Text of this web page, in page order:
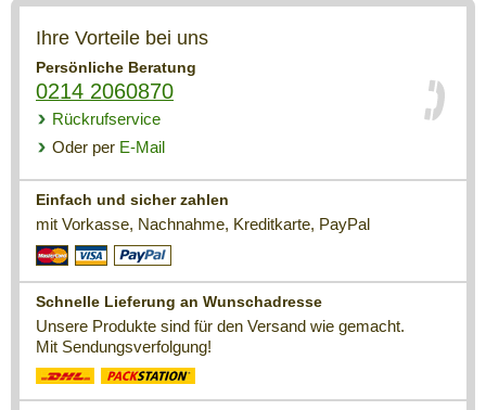
Ihre Vorteile bei uns
Persönliche Beratung
0214 2060870
Rückrufservice
Oder per E-Mail
Einfach und sicher zahlen
mit Vorkasse, Nachnahme, Kreditkarte, PayPal
Schnelle Lieferung an Wunschadresse
Unsere Produkte sind für den Versand wie gemacht.
Mit Sendungsverfolgung!